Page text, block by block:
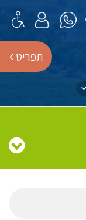
תפריט